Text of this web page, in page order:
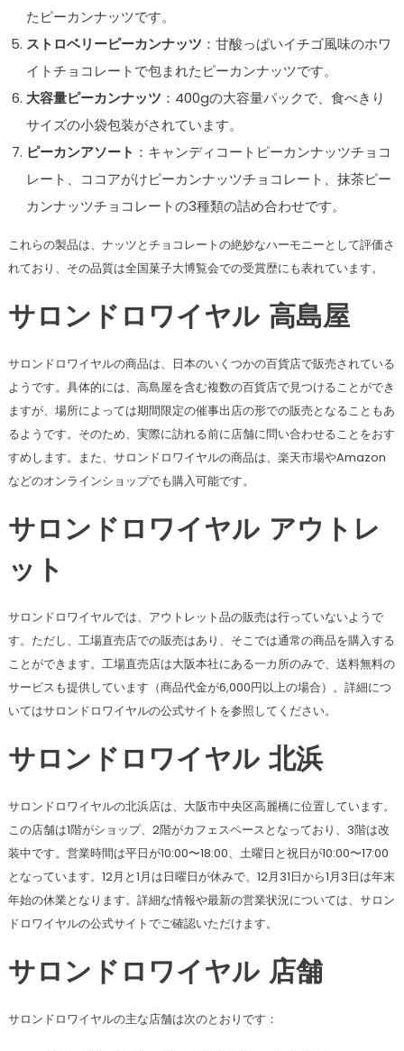
たピーカンナッツです。
ストロベリーピーカンナッツ ：甘酸っぱいイチゴ風味のホワ
イトチョコレートで包まれたピーカンナッツです。
大容量ピーカンナッツ ：400gの大容量パックで、食べきり
サイズの小袋包装がされています。
ピーカンアソート ：キャンディコートピーカンナッツチョコ
レート、ココアがけピーカンナッツチョコレート、抹茶ピー
カンナッツチョコレートの3種類の詰め合わせです。
これらの製品は、ナッツとチョコレートの絶妙なハーモニーとして評価さ
れており、その品質は全国菓子大博覧会での受賞歴にも表れています​​​​。
サロンドロワイヤル 高島屋
サロンドロワイヤルの商品は、日本のいくつかの百貨店で販売されている
ようです。具体的には、高島屋を含む複数の百貨店で見つけることができ
ますが、場所によっては期間限定の催事出店の形での販売となることもあ
るようです。そのため、実際に訪れる前に店舗に問い合わせることをおす
すめします。また、サロンドロワイヤルの商品は、楽天市場やAmazon
などのオンラインショップでも購入可能です​​。
サロンドロワイヤル アウトレ
ット
サロンドロワイヤルでは、アウトレット品の販売は行っていないようで
す。ただし、工場直売店での販売はあり、そこでは通常の商品を購入する
ことができます。工場直売店は大阪本社にある一カ所のみで、送料無料の
サービスも提供しています（商品代金が6,000円以上の場合）。詳細につ
いてはサロンドロワイヤルの公式サイトを参照してください​​。
サロンドロワイヤル 北浜
サロンドロワイヤルの北浜店は、大阪市中央区高麗橋に位置しています。
この店舗は1階がショップ、2階がカフェスペースとなっており、3階は改
装中です。営業時間は平日が10:00〜18:00、土曜日と祝日が10:00〜17:00
となっています。12月と1月は日曜日が休みで、12月31日から1月3日は年末
年始の休業となります。詳細な情報や最新の営業状況については、サロン
ドロワイヤルの公式サイトでご確認いただけます​​。
サロンドロワイヤル 店舗
サロンドロワイヤルの主な店舗は次のとおりです：